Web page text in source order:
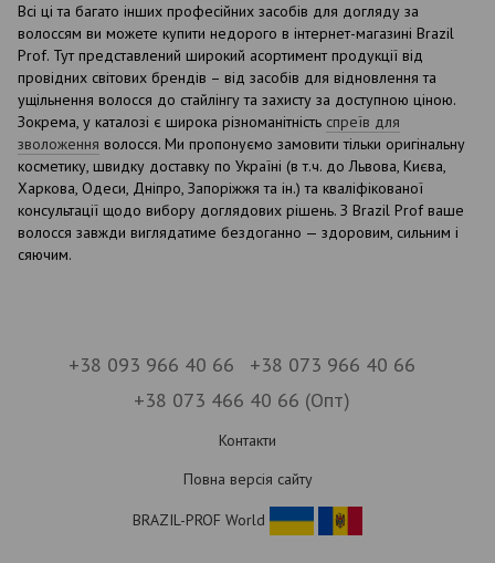
Всі ці та багато інших професійних засобів для догляду за
волоссям ви можете купити недорого в інтернет-магазині Brazil
Prof. Тут представлений широкий асортимент продукції від
провідних світових брендів – від засобів для відновлення та
ущільнення волосся до стайлінгу та захисту за доступною ціною.
Зокрема, у каталозі є широка різноманітність спреїв для
зволоження волосся. Ми пропонуємо замовити тільки оригінальну
косметику, швидку доставку по Україні (в т.ч. до Львова, Києва,
Харкова, Одеси, Дніпро, Запоріжжя та ін.) та кваліфікованої
консультації щодо вибору доглядових рішень. З Brazil Prof ваше
волосся завжди виглядатиме бездоганно — здоровим, сильним і
сяючим.
+38 093 966 40 66
+38 073 966 40 66
+38 073 466 40 66 (Опт)
Контакти
Повна версія сайту
BRAZIL-PROF World